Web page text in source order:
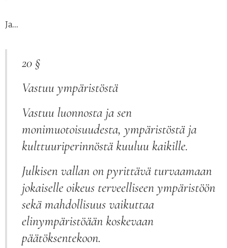
Ja...
20 §
Vastuu ympäristöstä
Vastuu luonnosta ja sen
monimuotoisuudesta, ympäristöstä ja
kulttuuriperinnöstä kuuluu kaikille.
Julkisen vallan on pyrittävä turvaamaan
jokaiselle oikeus terveelliseen ympäristöön
sekä mahdollisuus vaikuttaa
elinympäristöään koskevaan
päätöksentekoon.